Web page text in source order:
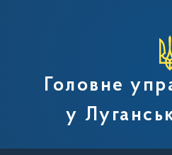
податкової
Головне
у